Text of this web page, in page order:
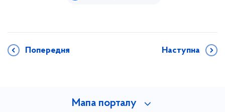
Попередня Наступна
Мапа порталу